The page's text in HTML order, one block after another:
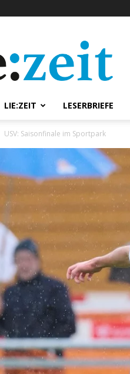
LIE:ZEIT LESERBRIEFE
USV: Saisonfinale im Sportpark